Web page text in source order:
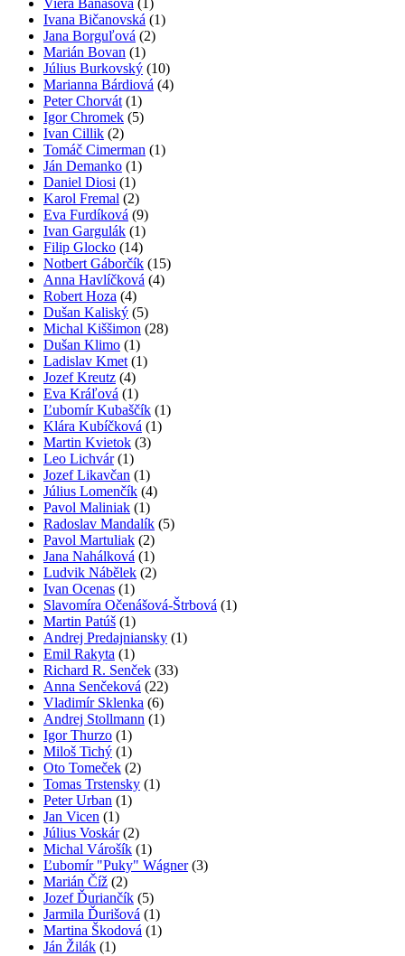
Viera Banášová (1)
Ivana Bičanovská (1)
Jana Borguľová (2)
Marián Bovan (1)
Július Burkovský (10)
Marianna Bárdiová (4)
Peter Chorvát (1)
Igor Chromek (5)
Ivan Cillik (2)
Tomáč Cimerman (1)
Ján Demanko (1)
Daniel Diosi (1)
Karol Fremal (2)
Eva Furdíková (9)
Ivan Gargulák (1)
Filip Glocko (14)
Notbert Gáborčík (15)
Anna Havlíčková (4)
Robert Hoza (4)
Dušan Kaliský (5)
Michal Kiššimon (28)
Dušan Klimo (1)
Ladislav Kmet (1)
Jozef Kreutz (4)
Eva Kráľová (1)
Ľubomír Kubaščík (1)
Klára Kubíčková (1)
Martin Kvietok (3)
Leo Lichvár(1)
Jozef Likavčan (1)
Július Lomenčík (4)
Pavol Maliniak (1)
Radoslav Mandalík (5)
Pavol Martuliak (2)
Jana Nahálková (1)
Ludvik Nábělek (2)
Ivan Ocenas (1)
Slavomíra Očenášová-Štrbová (1)
Martin Patúš (1)
Andrej Predajniansky (1)
Emil Rakyta (1)
Richard R. Senček (33)
Anna Senčeková (22)
Vladimír Sklenka (6)
Andrej Stollmann (1)
Igor Thurzo (1)
Miloš Tichý (1)
Oto Tomeček (2)
Tomas Trstensky (1)
Peter Urban (1)
Jan Vicen (1)
Július Voskár(2)
Michal Várošík (1)
Ľubomír "Puky" Wágner(3)
Marián Číž (2)
Jozef Ďuriančík (5)
Jarmila Ďurišová (1)
Martina Škodová (1)
Ján Žilák (1)